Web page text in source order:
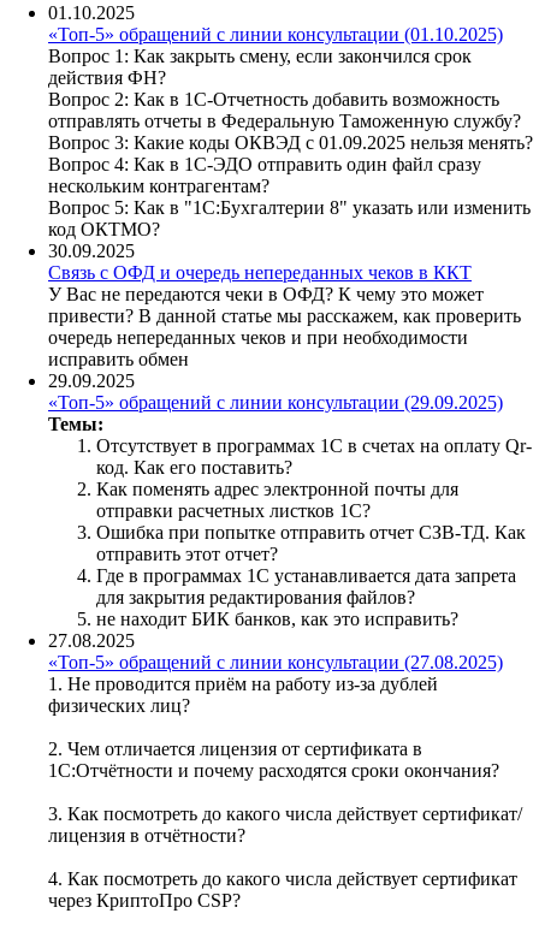
01.10.2025
«Топ-5» обращений с линии консультации (01.10.2025)
Вопрос 1: Как закрыть смену, если закончился срок
действия ФН?
Вопрос 2: Как в 1С-Отчетность добавить возможность
отправлять отчеты в Федеральную Таможенную службу?
Вопрос 3: Какие коды ОКВЭД с 01.09.2025 нельзя менять?
Вопрос 4: Как в 1С-ЭДО отправить один файл сразу
нескольким контрагентам?
Вопрос 5: Как в "1С:Бухгалтерии 8" указать или изменить
код ОКТМО?
30.09.2025
Связь с ОФД и очередь непереданных чеков в ККТ
У Вас не передаются чеки в ОФД? К чему это может
привести? В данной статье мы расскажем, как проверить
очередь непереданных чеков и при необходимости
исправить обмен
29.09.2025
«Топ-5» обращений с линии консультации (29.09.2025)
Темы:
Отсутствует в программах 1С в счетах на оплату Qr-
код. Как его поставить?
Как поменять адрес электронной почты для
отправки расчетных листков 1C?
Ошибка при попытке отправить отчет СЗВ-ТД. Как
отправить этот отчет?
Где в программах 1С устанавливается дата запрета
для закрытия редактирования файлов?
не находит БИК банков, как это исправить?
27.08.2025
«Топ-5» обращений с линии консультации (27.08.2025)
1. Не проводится приём на работу из-за дублей
физических лиц?
2. Чем отличается лицензия от сертификата в
1С:Отчётности и почему расходятся сроки окончания?
3. Как посмотреть до какого числа действует сертификат/
лицензия в отчётности?
4. Как посмотреть до какого числа действует сертификат
через КриптоПро CSP?